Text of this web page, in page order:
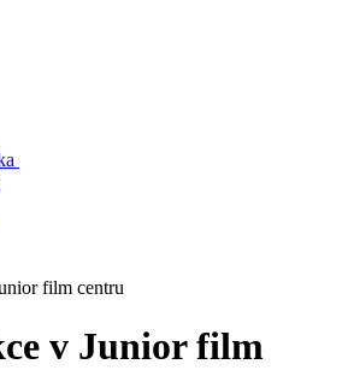
film centru
v Junior film